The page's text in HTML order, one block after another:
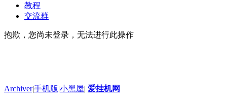
教程
交流群
抱歉，您尚未登录，无法进行此操作
Archiver|手机版|小黑屋| 爱挂机网